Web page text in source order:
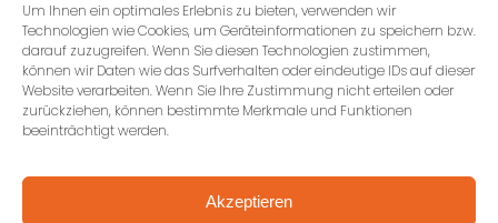
Um Ihnen ein optimales Erlebnis zu bieten, verwenden wir
Technologien wie Cookies, um Geräteinformationen zu speichern bzw.
darauf zuzugreifen. Wenn Sie diesen Technologien zustimmen,
können wir Daten wie das Surfverhalten oder eindeutige IDs auf dieser
Website verarbeiten. Wenn Sie Ihre Zustimmung nicht erteilen oder
zurückziehen, können bestimmte Merkmale und Funktionen
beeinträchtigt werden.
Akzeptieren
Stuttgart
+49 (0) 711 674184-17
büroform GmbH,
Ludwigsburg
Gottlieb-Daimler-Strasse 50,